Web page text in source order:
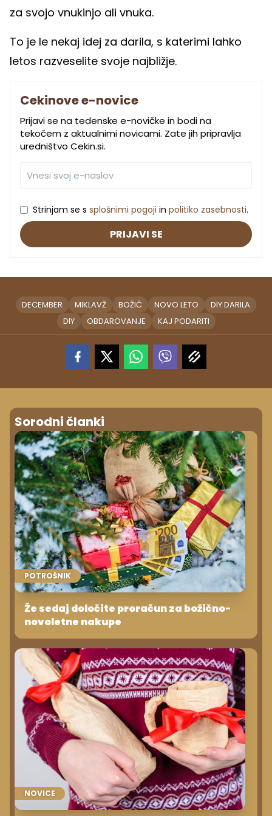
za svojo vnukinjo ali vnuka.
To je le nekaj idej za darila, s katerimi lahko
letos razveselite svoje najbližje.
Cekinove e-novice
Prijavi se na tedenske e-novičke in bodi na
tekočem z aktualnimi novicami. Zate jih pripravlja
uredništvo Cekin.si.
Strinjam se s splošnimi pogoji in politiko zasebnosti.
PRIJAVI SE
DECEMBER MIKLAVŽ BOŽIČ NOVO LETO
DIY DARILA
DIY
OBDAROVANJE KAJ PODARITI
Sorodni članki
POTROŠNIK
Že sedaj določite proračun za božično-
novoletne nakupe
NOVICE